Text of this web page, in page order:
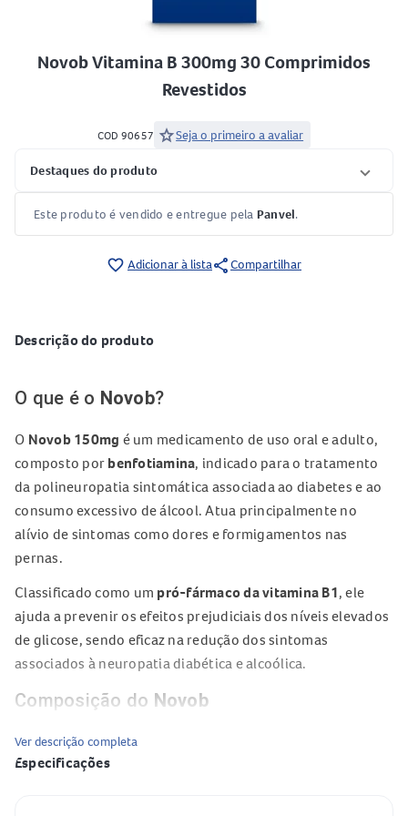
Novob Vitamina B 300mg 30 Comprimidos
Revestidos
COD 90657 starSeja o primeiro a avaliar
Destaques do produto
Este produto é vendido e entregue pela Panvel.
favorite_border Adicionar à listashareCompartilhar
Descrição do produto
O que é o Novob?
O Novob 150mg é um medicamento de uso oral e adulto,
composto por benfotiamina, indicado para o tratamento
da polineuropatia sintomática associada ao diabetes e ao
consumo excessivo de álcool. Atua principalmente no
alívio de sintomas como dores e formigamentos nas
pernas.
Classificado como um pró-fármaco da vitamina B1, ele
ajuda a prevenir os efeitos prejudiciais dos níveis elevados
de glicose, sendo eficaz na redução dos sintomas
associados à neuropatia diabética e alcoólica.
Composição do Novob
Benfotiamina– 150mg (princípio ativo)
Celulose microcristalina
Fosfato de cálcio dibásico
Ver descrição completa
Especificações